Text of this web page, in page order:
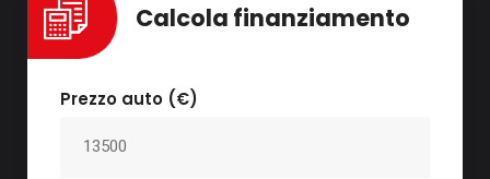
Calcola finanziamento
Prezzo auto (€)